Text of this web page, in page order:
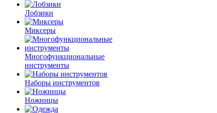
Лобзики
Миксеры
Многофункциональные
инструменты
Наборы инструментов
Ножницы